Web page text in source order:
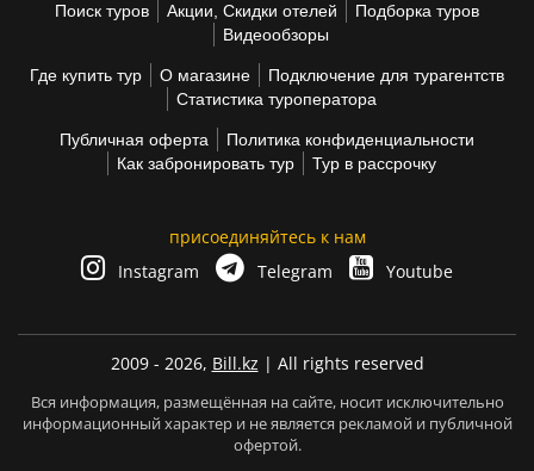
Поиск туров Акции, Скидки отелей
Подборка туров
Видеообзоры
Где купить тур О магазине
Подключение для турагентств
Статистика туроператора
Публичная оферта
Политика конфиденциальности
Как забронировать тур
Тур в рассрочку
присоединяйтесь к нам
Instagram
Telegram Youtube
2009 - 2026, Bill.kz | All rights reserved
Вся информация, размещённая на сайте, носит исключительно
информационный характер и не является рекламой и публичной
офертой.